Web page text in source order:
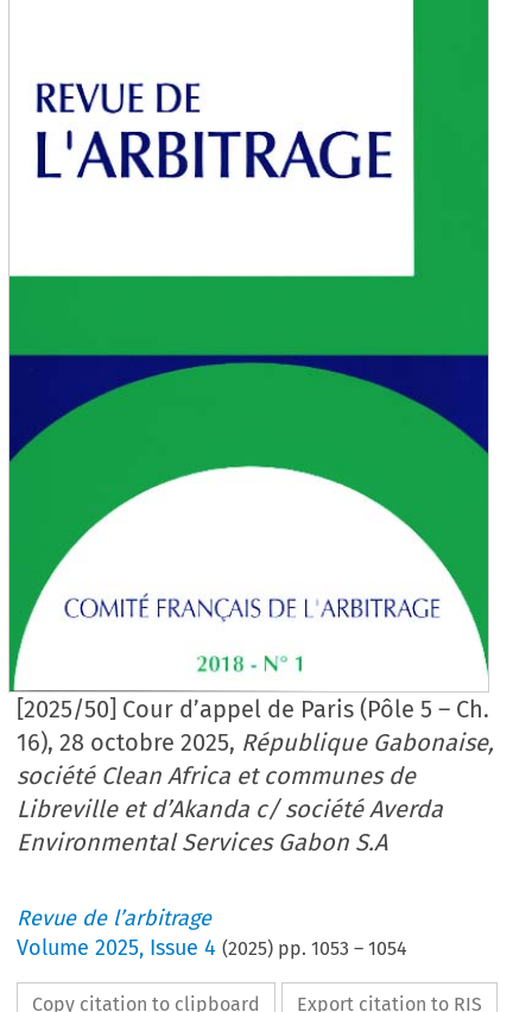
[2025/50] Cour d’appel de Paris (Pôle 5 – Ch.
16), 28 octobre 2025, République Gabonaise,
société Clean Africa et communes de
Libreville et d’Akanda c/ société Averda
Environmental Services Gabon S.A
Revue de l’arbitrage
Volume2025, Issue 4 (2025) pp.1053 –1054
Copy citation to clipboard Export citation to RIS